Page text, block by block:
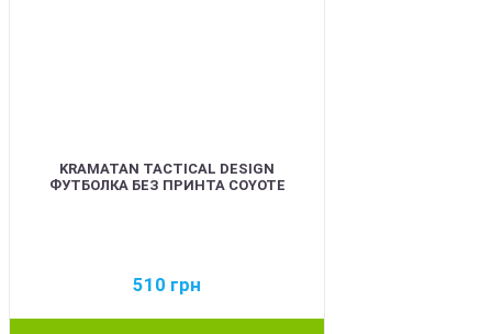
KRAMATAN TACTICAL DESIGN
ФУТБОЛКА БЕЗ ПРИНТА COYOTE
510 грн